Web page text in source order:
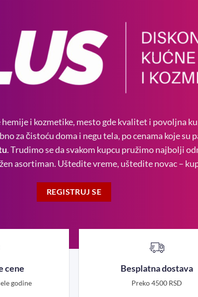
i kozmetike, mesto gde kvalitet i povoljna
za čistoću doma i negu tela, po cenama koje su
. Trudimo se da svakom kupcu pružimo najbolji
asortiman. Uštedite vreme, uštedite novac –
REGISTRUJ SE
cene
godine
Besplatna dostava
Preko 4500 RSD